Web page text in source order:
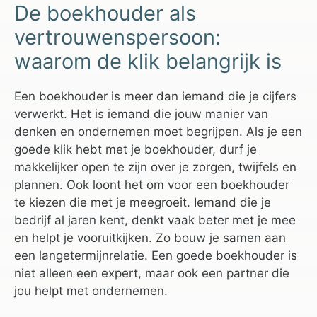
De boekhouder als
vertrouwenspersoon:
waarom de klik belangrijk is
Een boekhouder is meer dan iemand die je cijfers
verwerkt. Het is iemand die jouw manier van
denken en ondernemen moet begrijpen. Als je een
goede klik hebt met je boekhouder, durf je
makkelijker open te zijn over je zorgen, twijfels en
plannen. Ook loont het om voor een boekhouder
te kiezen die met je meegroeit. Iemand die je
bedrijf al jaren kent, denkt vaak beter met je mee
en helpt je vooruitkijken. Zo bouw je samen aan
een langetermijnrelatie. Een goede boekhouder is
niet alleen een expert, maar ook een partner die
jou helpt met ondernemen.